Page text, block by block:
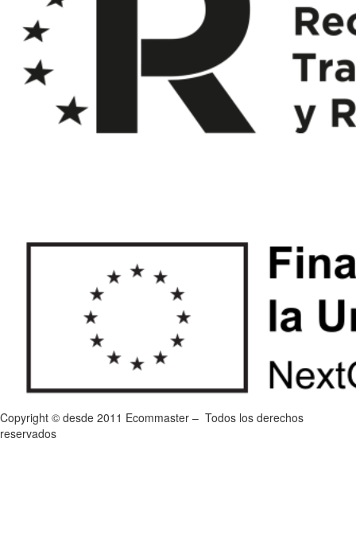
Copyright © desde 2011 Ecommaster – Todos los derechos
reservados